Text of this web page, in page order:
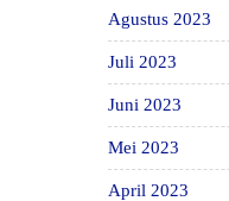
Agustus 2023
Juli 2023
Juni 2023
Mei 2023
April 2023